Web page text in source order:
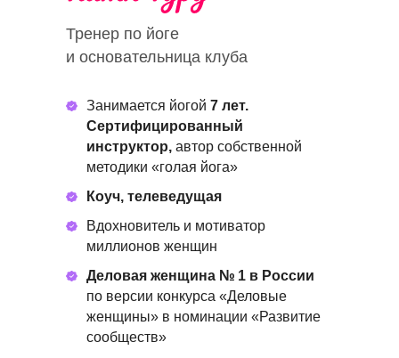
Занимается йогой 7 лет.
Сертифицированный
инструктор, автор собственной
методики «голая йога»
Коуч, телеведущая
Вдохновитель и мотиватор
миллионов женщин
Деловая женщина № 1 в России
по версии конкурса «Деловые
женщины» в номинации «Развитие
сообществ»
Тренер по йоге
и основательница клуба